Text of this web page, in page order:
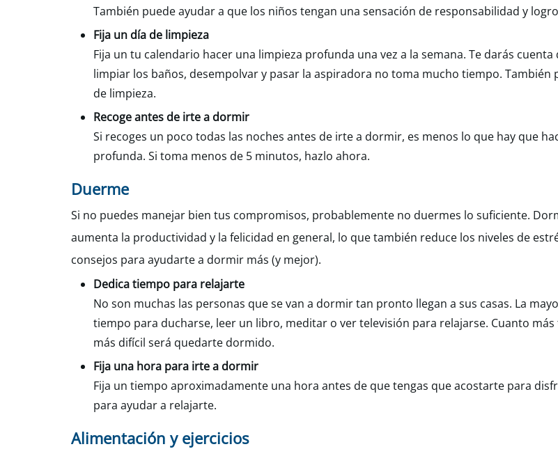
También puede ayudar a que los niños tengan una sensación de responsabilidad y
Fija un día de limpieza
Fija un tu calendario hacer una limpieza profunda una vez a la semana. Te darás cuenta
limpiar los baños, desempolvar y pasar la aspiradora no toma mucho tiempo. También
de limpieza.
Recoge antes de irte a dormir
Si recoges un poco todas las noches antes de irte a dormir, es menos lo que hay que
profunda. Si toma menos de 5 minutos, hazlo ahora.
Duerme
Si no puedes manejar bien tus compromisos, probablemente no duermes lo suficiente.
aumenta la productividad y la felicidad en general, lo que también reduce los niveles de
consejos para ayudarte a dormir más (y mejor).
Dedica tiempo para relajarte
No son muchas las personas que se van a dormir tan pronto llegan a sus casas. La
tiempo para ducharse, leer un libro, meditar o ver televisión para relajarse. Cuanto
más difícil será quedarte dormido.
Fija una hora para irte a dormir
Fija un tiempo aproximadamente una hora antes de que tengas que acostarte para
para ayudar a relajarte.
Alimentación y ejercicios